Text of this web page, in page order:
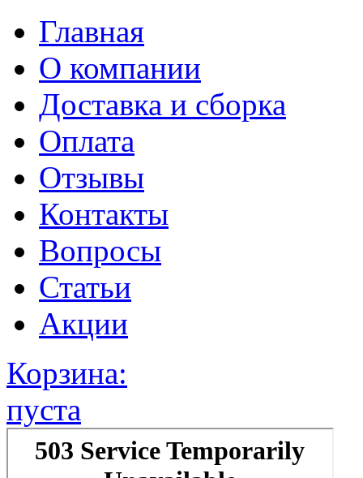
Главная
О компании
Доставка и сборка
Оплата
Отзывы
Контакты
Вопросы
Статьи
Акции
Корзина:
пуста